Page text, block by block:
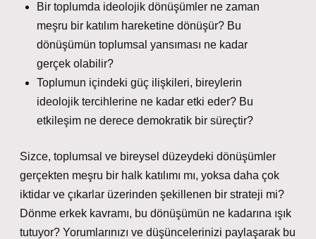
Bir toplumda ideolojik dönüşümler ne zaman
meşru bir katılım hareketine dönüşür? Bu
dönüşümün toplumsal yansıması ne kadar
gerçek olabilir?
Toplumun içindeki güç ilişkileri, bireylerin
ideolojik tercihlerine ne kadar etki eder? Bu
etkileşim ne derece demokratik bir süreçtir?
Sizce, toplumsal ve bireysel düzeydeki dönüşümler
gerçekten meşru bir halk katılımı mı, yoksa daha çok
iktidar ve çıkarlar üzerinden şekillenen bir strateji mi?
Dönme erkek kavramı, bu dönüşümün ne kadarına ışık
tutuyor? Yorumlarınızı ve düşüncelerinizi paylaşarak bu